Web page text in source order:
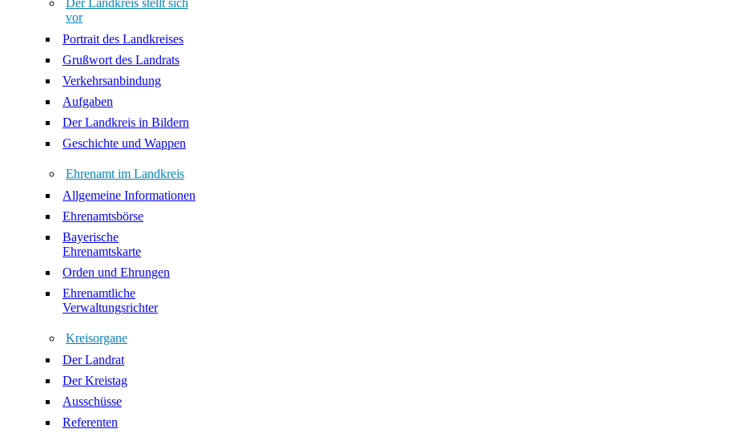
Der Landkreis stellt sich
vor
Portrait des Landkreises
Grußwort des Landrats
Verkehrsanbindung
Aufgaben
Der Landkreis in Bildern
Geschichte und Wappen
Ehrenamt im Landkreis
Allgemeine Informationen
Ehrenamtsbörse
Bayerische
Ehrenamtskarte
Orden und Ehrungen
Ehrenamtliche
Verwaltungsrichter
Kreisorgane
Der Landrat
Der Kreistag
Ausschüsse
Referenten